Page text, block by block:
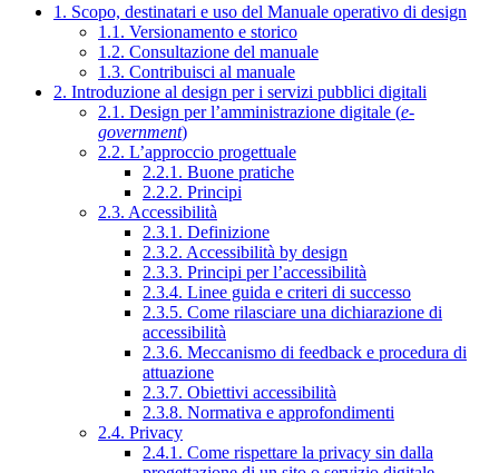
1. Scopo, destinatari e uso del Manuale operativo di design
1.1. Versionamento e storico
1.2. Consultazione del manuale
1.3. Contribuisci al manuale
2. Introduzione al design per i servizi pubblici digitali
2.1. Design per l’amministrazione digitale (e-
government)
2.2. L’approccio progettuale
2.2.1. Buone pratiche
2.2.2. Principi
2.3. Accessibilità
2.3.1. Definizione
2.3.2. Accessibilità by design
2.3.3. Principi per l’accessibilità
2.3.4. Linee guida e criteri di successo
2.3.5. Come rilasciare una dichiarazione di
accessibilità
2.3.6. Meccanismo di feedback e procedura di
attuazione
2.3.7. Obiettivi accessibilità
2.3.8. Normativa e approfondimenti
2.4. Privacy
2.4.1. Come rispettare la privacy sin dalla